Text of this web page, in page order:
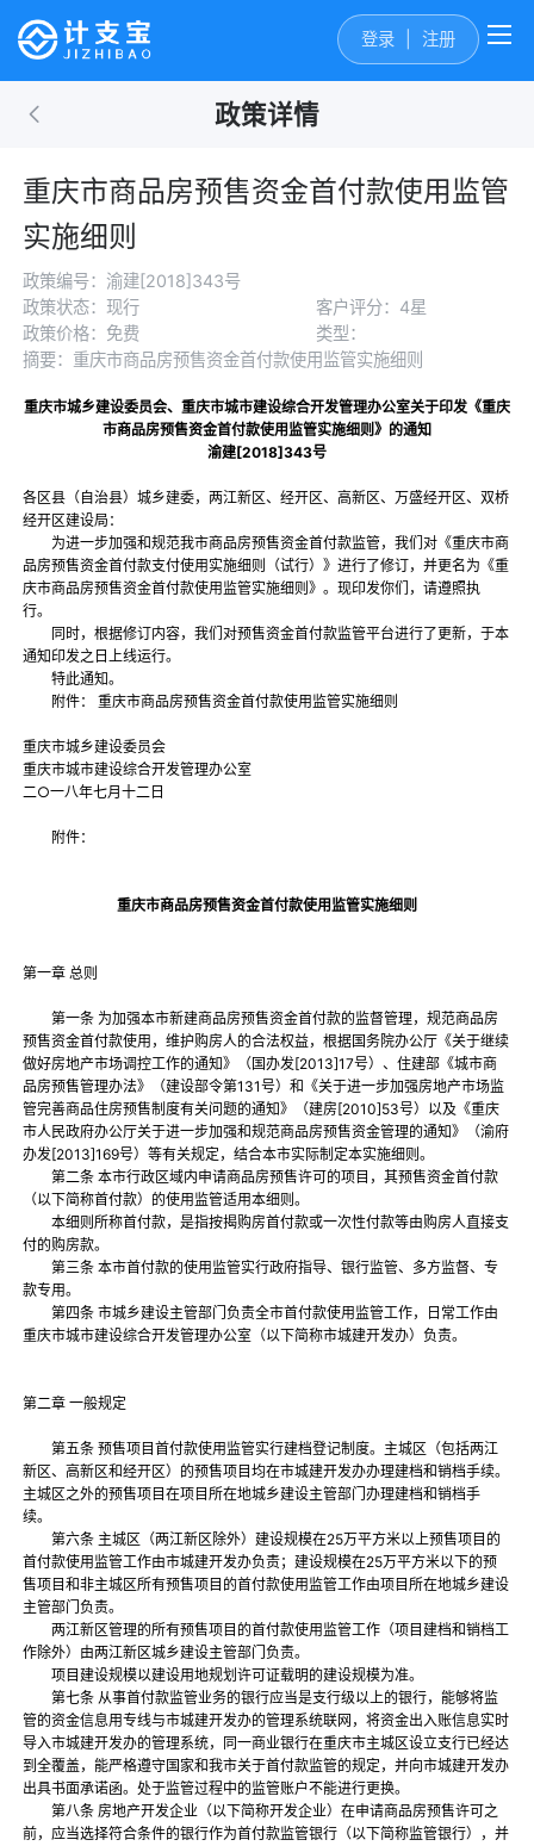
登录 注册
政策详情
重庆市商品房预售资金首付款使用监管
实施细则
政策编号：渝建[2018]343号
政策状态：现行
客户评分：4星
政策价格：免费
类型：
摘要：重庆市商品房预售资金首付款使用监管实施细则
重庆市城乡建设委员会、重庆市城市建设综合开发管理办公室关于印发《重庆
市商品房预售资金首付款使用监管实施细则》的通知
渝建[2018]343号
各区县（自治县）城乡建委，两江新区、经开区、高新区、万盛经开区、双桥
经开区建设局：
为进一步加强和规范我市商品房预售资金首付款监管，我们对《重庆市商
品房预售资金首付款支付使用实施细则（试行）》进行了修订，并更名为《重
庆市商品房预售资金首付款使用监管实施细则》。现印发你们，请遵照执
行。
同时，根据修订内容，我们对预售资金首付款监管平台进行了更新，于本
通知印发之日上线运行。
特此通知。
附件： 重庆市商品房预售资金首付款使用监管实施细则
重庆市城乡建设委员会
重庆市城市建设综合开发管理办公室
二○一八年七月十二日
附件：
重庆市商品房预售资金首付款使用监管实施细则
第一章 总则
第一条 为加强本市新建商品房预售资金首付款的监督管理，规范商品房
预售资金首付款使用，维护购房人的合法权益，根据国务院办公厅《关于继续
做好房地产市场调控工作的通知》（国办发[2013]17号）、住建部《城市商
品房预售管理办法》（建设部令第131号）和《关于进一步加强房地产市场监
管完善商品住房预售制度有关问题的通知》（建房[2010]53号）以及《重庆
市人民政府办公厅关于进一步加强和规范商品房预售资金管理的通知》（渝府
办发[2013]169号）等有关规定，结合本市实际制定本实施细则。
第二条 本市行政区域内申请商品房预售许可的项目，其预售资金首付款
（以下简称首付款）的使用监管适用本细则。
本细则所称首付款，是指按揭购房首付款或一次性付款等由购房人直接支
付的购房款。
第三条 本市首付款的使用监管实行政府指导、银行监管、多方监督、专
款专用。
第四条 市城乡建设主管部门负责全市首付款使用监管工作，日常工作由
重庆市城市建设综合开发管理办公室（以下简称市城建开发办）负责。
第二章 一般规定
第五条 预售项目首付款使用监管实行建档登记制度。主城区（包括两江
新区、高新区和经开区）的预售项目均在市城建开发办办理建档和销档手续。
主城区之外的预售项目在项目所在地城乡建设主管部门办理建档和销档手
续。
第六条 主城区（两江新区除外）建设规模在25万平方米以上预售项目的
首付款使用监管工作由市城建开发办负责；建设规模在25万平方米以下的预
售项目和非主城区所有预售项目的首付款使用监管工作由项目所在地城乡建设
主管部门负责。
两江新区管理的所有预售项目的首付款使用监管工作（项目建档和销档工
作除外）由两江新区城乡建设主管部门负责。
项目建设规模以建设用地规划许可证载明的建设规模为准。
第七条 从事首付款监管业务的银行应当是支行级以上的银行，能够将监
管的资金信息用专线与市城建开发办的管理系统联网，将资金出入账信息实时
导入市城建开发办的管理系统，同一商业银行在重庆市主城区设立支行已经达
到全覆盖，能严格遵守国家和我市关于首付款监管的规定，并向市城建开发办
出具书面承诺函。处于监管过程中的监管账户不能进行更换。
第八条 房地产开发企业（以下简称开发企业）在申请商品房预售许可之
前，应当选择符合条件的银行作为首付款监管银行（以下简称监管银行），并